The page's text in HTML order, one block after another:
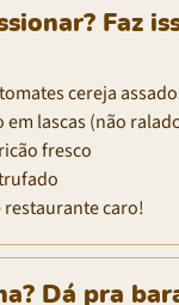
Faz
cereja
em lascas (não
fresco
caro!
Dá pra